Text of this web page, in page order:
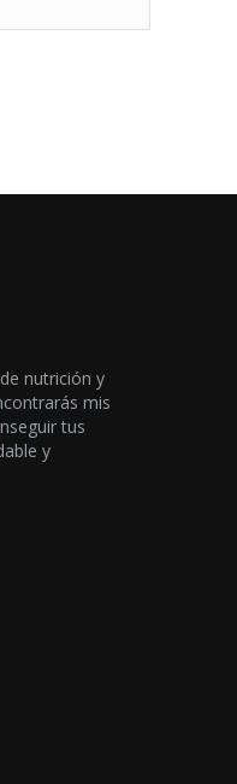
nutrición y
mis
tus
y